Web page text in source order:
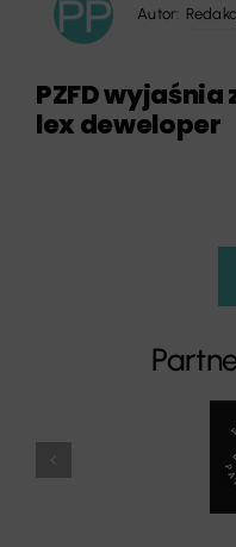
Autor:
PZFD
lex deweloper